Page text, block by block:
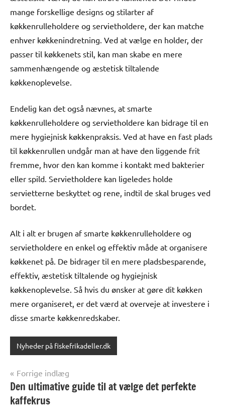
mange forskellige designs og stilarter af
køkkenrulleholdere og servietholdere, der kan matche
enhver køkkenindretning. Ved at vælge en holder, der
passer til køkkenets stil, kan man skabe en mere
sammenhængende og æstetisk tiltalende
køkkenoplevelse.
Endelig kan det også nævnes, at smarte
køkkenrulleholdere og servietholdere kan bidrage til en
mere hygiejnisk køkkenpraksis. Ved at have en fast plads
til køkkenrullen undgår man at have den liggende frit
fremme, hvor den kan komme i kontakt med bakterier
eller spild. Servietholdere kan ligeledes holde
servietterne beskyttet og rene, indtil de skal bruges ved
bordet.
Alt i alt er brugen af smarte køkkenrulleholdere og
servietholdere en enkel og effektiv måde at organisere
køkkenet på. De bidrager til en mere pladsbesparende,
effektiv, æstetisk tiltalende og hygiejnisk
køkkenoplevelse. Så hvis du ønsker at gøre dit køkken
mere organiseret, er det værd at overveje at investere i
disse smarte køkkenredskaber.
Nyheder på fiskefrikadeller.dk
Indlægsnavigation
Forrige indlæg
Den ultimative guide til at vælge det perfekte
kaffekrus